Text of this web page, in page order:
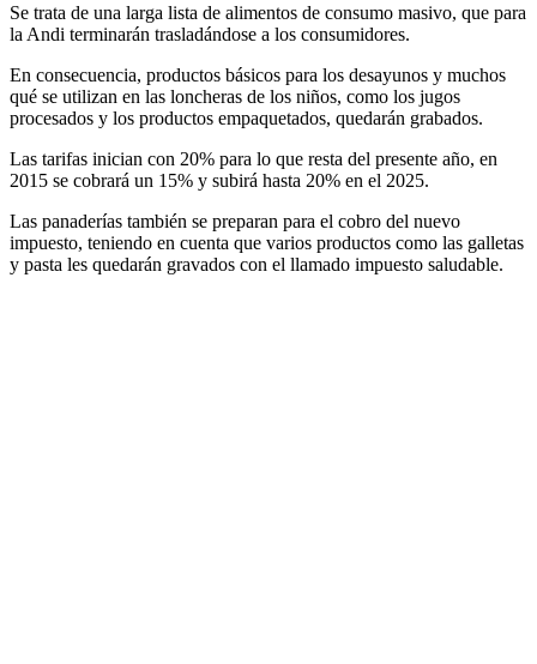
Se trata de una larga lista de alimentos de consumo masivo, que para
la Andi terminarán trasladándose a los consumidores.
En consecuencia, productos básicos para los desayunos y muchos
qué se utilizan en las loncheras de los niños, como los jugos
procesados y los productos empaquetados, quedarán grabados.
Las tarifas inician con 20% para lo que resta del presente año, en
2015 se cobrará un 15% y subirá hasta 20% en el 2025.
Las panaderías también se preparan para el cobro del nuevo
impuesto, teniendo en cuenta que varios productos como las galletas
y pasta les quedarán gravados con el llamado impuesto saludable.